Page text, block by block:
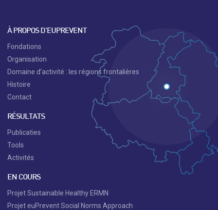
À PROPOS D’EUPREVENT
Fondations
Organisation
Domaine d’activité : les régions frontalières
Histoire
Contact
RÉSULTATS
Publicaties
Tools
Activités
EN COURS
Projet Sustainable Healthy ERMN
Projet euPrevent Social Norms Approach